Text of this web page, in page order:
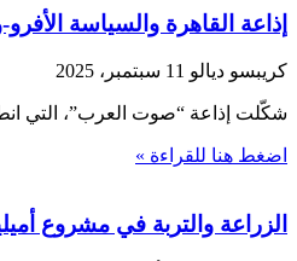
إذاعة القاهرة والسياسة
كريبسو ديالو 11 سبتمبر، 2025
شكّلت إذاعة “صوت العرب”، التي انطلقت في الذكرى السنوية
اضغط هنا للقراءة »
الزراعة والتربة في مشروع